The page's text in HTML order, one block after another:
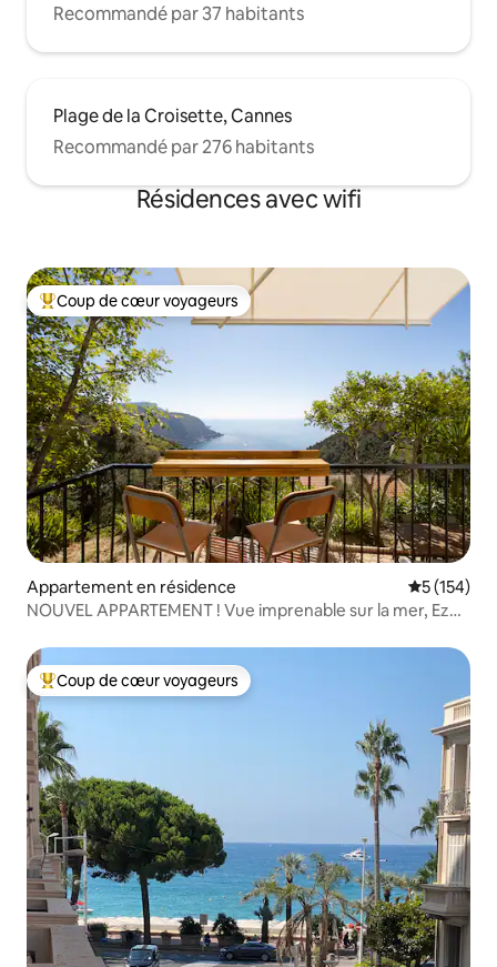
Recommandé par 37 habitants
Plage de la Croisette, Cannes
Recommandé par 276 habitants
Résidences avec wifi
Coups de cœur voyageurs les plus appréciés
Coup de cœur voyageurs
Appartement en résidence Évaluation
5 (154)
NOUVEL APPARTEMENT ! Vue imprenable sur la mer, Eze
Coups de cœur voyageurs les plus appréciés
Coup de cœur voyageurs